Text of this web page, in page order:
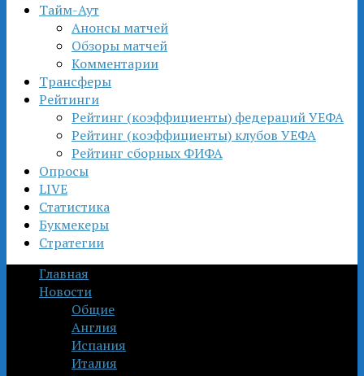
Тайм-Аут
Анонсы матчей
Обзоры матчей
Комментарии
Трансферы
Рейтинги
Рейтинг (коэффициенты) федераций УЕФА
Рейтинг (коэффициенты) клубов УЕФА
Рейтинг сборных ФИФА
Опросы
LIVE
Статистика
Букмекеры
Стратегии
Главная
Новости
Общие
Англия
Испания
Италия